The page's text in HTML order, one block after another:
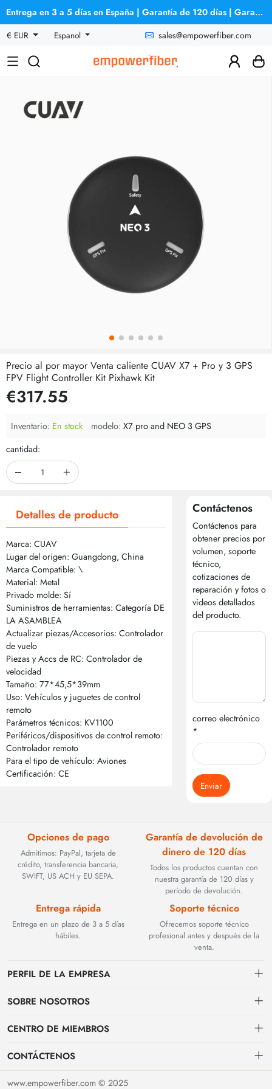
Entrega en 3 a 5 días en España | Garantía de 120 días | Garantía de reembolso
€ EUR
Espanol sales@empowerfiber.com
Precio al por mayor Venta caliente CUAV X7 + Pro y 3 GPS
FPV Flight Controller Kit Pixhawk Kit
€317.55
Inventario: En stock modelo: X7 pro and NEO 3 GPS
cantidad:
Detalles de producto
Marca: CUAV
Lugar del origen: Guangdong, China
Marca Compatible: \
Material: Metal
Privado molde: Sí
Suministros de herramientas: Categoría DE
LA ASAMBLEA
Actualizar piezas/Accesorios: Controlador
de vuelo
Piezas y Accs de RC: Controlador de
velocidad
Tamaño: 77*45,5*39mm
Uso: Vehículos y juguetes de control
remoto
Parámetros técnicos: KV1100
Periféricos/dispositivos de control remoto:
Controlador remoto
Para el tipo de vehículo: Aviones
Certificación: CE
Contáctenos
Contáctenos para
obtener precios por
volumen, soporte
técnico,
cotizaciones de
reparación y fotos o
videos detallados
del producto.
correo electrónico
*
Enviar
Opciones de pago
Admitimos: PayPal, tarjeta de
crédito, transferencia bancaria,
SWIFT, US ACH y EU SEPA.
Garantía de devolución de
dinero de 120 días
Todos los productos cuentan con
nuestra garantía de 120 días y
período de devolución.
Entrega rápida
Entrega en un plazo de 3 a 5 días
hábiles.
Soporte técnico
Ofrecemos soporte técnico
profesional antes y después de la
venta.
PERFIL DE LA EMPRESA
Fundada en 2002, BEYOND TECHNOLOGY INTERNATIONAL LIMITED
rendimiento. Con la evolución de las redes industriales, ampliamos
de automatización industrial, incluyendo módulos PLC, HMI (interfaces
SOBRE NOSOTROS
Contacto
Condiciones de pago & facturación
CENTRO DE MIEMBROS
centro personal
Mi pedido
CONTÁCTENOS
sales@empowerfiber.com
www.empowerfiber.com © 2025